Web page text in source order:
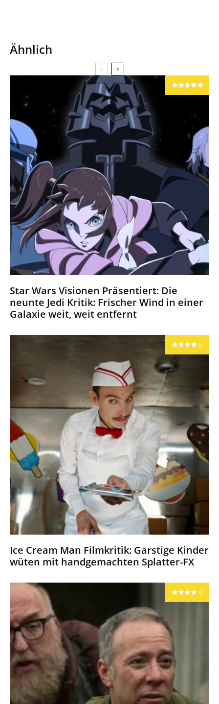
Ähnlich
Star Wars Visionen Präsentiert: Die
neunte Jedi Kritik: Frischer Wind in einer
Galaxie weit, weit entfernt
Ice Cream Man Filmkritik: Garstige Kinder
wüten mit handgemachten Splatter-FX